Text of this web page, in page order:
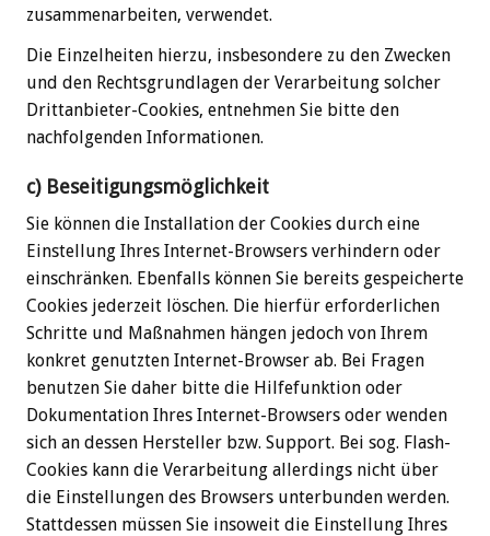
zusammenarbeiten, verwendet.
Die Einzelheiten hierzu, insbesondere zu den Zwecken
und den Rechtsgrundlagen der Verarbeitung solcher
Drittanbieter-Cookies, entnehmen Sie bitte den
nachfolgenden Informationen.
c) Beseitigungsmöglichkeit
Sie können die Installation der Cookies durch eine
Einstellung Ihres Internet-Browsers verhindern oder
einschränken. Ebenfalls können Sie bereits gespeicherte
Cookies jederzeit löschen. Die hierfür erforderlichen
Schritte und Maßnahmen hängen jedoch von Ihrem
konkret genutzten Internet-Browser ab. Bei Fragen
benutzen Sie daher bitte die Hilfefunktion oder
Dokumentation Ihres Internet-Browsers oder wenden
sich an dessen Hersteller bzw. Support. Bei sog. Flash-
Cookies kann die Verarbeitung allerdings nicht über
die Einstellungen des Browsers unterbunden werden.
Stattdessen müssen Sie insoweit die Einstellung Ihres